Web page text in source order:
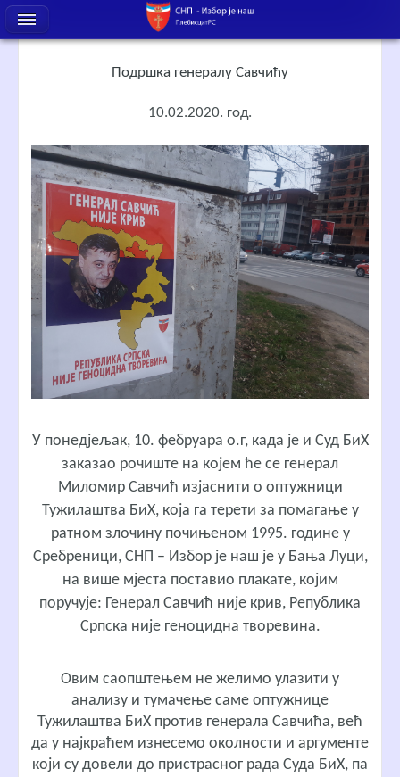
Подршка генералу Савчићу
10.02.2020. год.
У понедјељак, 10. фебруара о.г, када је и Суд БиХ
заказао рочиште на којем ће се генерал
Миломир Савчић изјаснити о оптужници
Тужилаштва БиХ, која га терети за помагање у
ратном злочину почињеном 1995. године у
Сребреници, СНП – Избор је наш је у Бања Луци,
на више мјеста поставио плакате, којим
поручује: Генерал Савчић није крив, Република
Српска није геноцидна творевина.
Овим саопштењем не желимо улазити у
анализу и тумачење саме оптужнице
Тужилаштва БиХ против генерала Савчића, већ
да у најкраћем изнесемо околности и аргументе
који су довели до пристрасног рада Суда БиХ, па